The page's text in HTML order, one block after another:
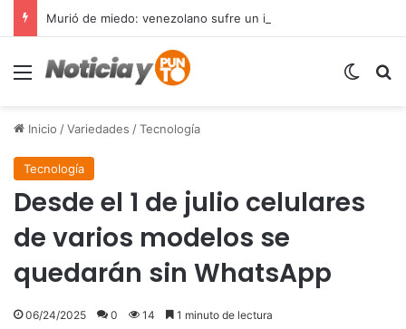
Menú
Inicio /Variedades /Tecnología
Tecnología
Desde el 1 de julio celulares
de varios modelos se
quedarán sin WhatsApp
06/24/2025 0 14 1 minuto de lectura